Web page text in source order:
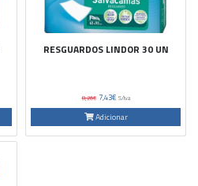
RESGUARDOS LINDOR 30 UN
8,26€ 7,43€ S/Iva
Adicionar